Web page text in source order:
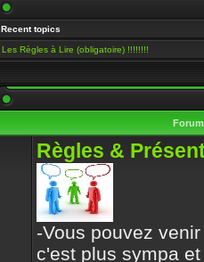
Salut Venusia, oui je
histoire de conserver
15 Mai 2019 00:13
Il y a encore quelqu'un
VénusiaBis
10 Mai 2019 11:53
Merci frérot d'avoir,
ans
mastercoach
Recent topics
Les Règles à Lire (obligatoire) !!!!!!!!
Règles &
-Vous pouvez
c'est plus sympa